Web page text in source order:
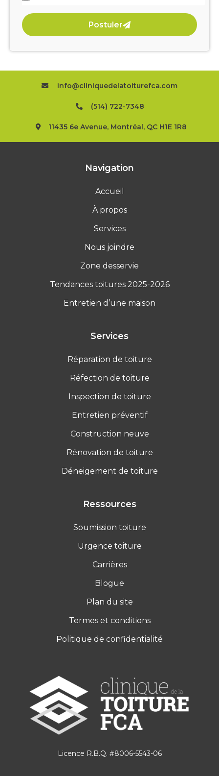
Postuler
info@cliniquedelatoiturefca.com
(514) 722-7348
11435 6e Avenue, Montréal, QC H1E 1R8
Navigation
Accueil
À propos
Services
Nous joindre
Zone desservie
Tendances toitures 2025-2026
Entretien d’une maison
Services
Réparation de toiture
Réfection de toiture
Inspection de toiture
Entretien préventif
Construction neuve
Rénovation de toiture
Déneigement de toiture
Ressources
Soumission toiture
Urgence toiture
Carrières
Blogue
Plan du site
Termes et conditions
Politique de confidentialité
Licence R.B.Q. #8006-5543-06